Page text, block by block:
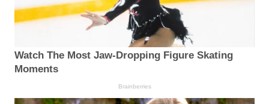
Watch The Most Jaw‑Dropping Figure Skating
Moments
Brainberries